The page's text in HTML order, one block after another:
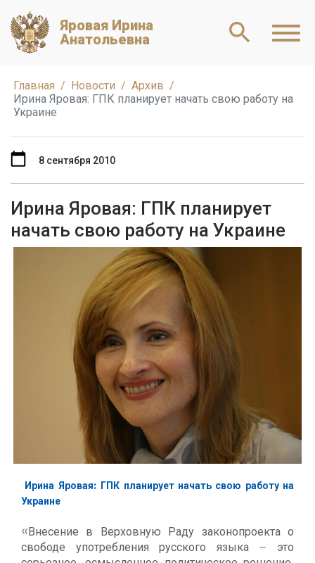
Яровая Ирина
Анатольевна
Главная Новости
Архив
Ирина Яровая: ГПК планирует начать свою работу на
Украине
Ирина Яровая: ГПК планирует
начать свою работу на Украине
8 сентября 2010
Ирина Яровая: ГПК планирует начать свою работу на
Украине
«Внесение в Верховную Раду законопроекта о
свободе употребления русского языка – это